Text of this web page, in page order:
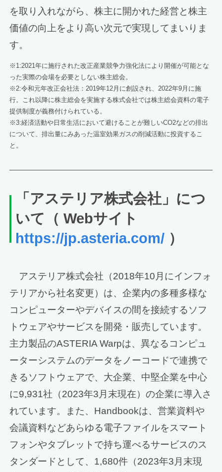
を取り入れながら、株主に開かれた経営と株主
価値の向上をより高い次元で実現してまいりま
す。
※1:2021年に施行された改正産業競争力強化法により開催が可能とな
った実際の会場を必要としない株主総会。
※2:令和元年改正会社法：2019年12月に創設され、2022年9月に施
行。これ以降に株主総会を実施する株式会社では株主総会資料の電子
提供制度が義務付けられている。
※3:経済活動や日常生活において避けることが難しいCO2などの排出
について、排出量にみあった温室効果ガスの削減活動に投資するこ
と。
「アステリア株式会社」につ
いて（ Webサイト
https://jp.asteria.com/ ）
アステリア株式会社（2018年10月にインフォ
テリアから社名変更）は、企業内の多種多様な
コンピューターやデバイスの間を接続するソフ
トウェアやサービスを開発・販売しています。
主力製品のASTERIA Warpは、異なるコンピュ
ーターシステムのデータをノーコードで連携で
きるソフトウェアで、大企業、中堅企業を中心
に9,931社（2023年3月末現在）の企業に導入さ
れています。また、Handbookは、営業資料や
会議資料などあらゆる電子ファイルをスマート
フォンやタブレットで持ち運べるサービスのス
タンダードとして、1,680件（2023年3月末現